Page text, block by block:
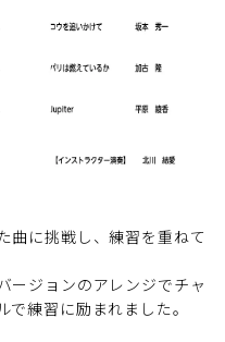
曲に挑戦し、練習を重ねて
ージョンのアレンジでチャ
練習に励まれました。